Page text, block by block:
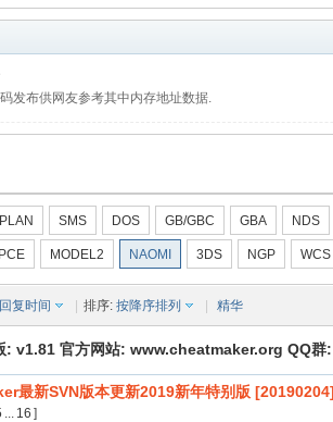
发布供网友参考其中内存地址数据.
SMS DOS GB/GBC GBA NDS
PCE MODEL2 NAOMI 3DS NGP WCS
复时间 排序: 按降序排列 精华
: v1.81 官方网站: www.cheatmaker.org QQ群
最新SVN版本更新2019新年特别版
... 16 ]